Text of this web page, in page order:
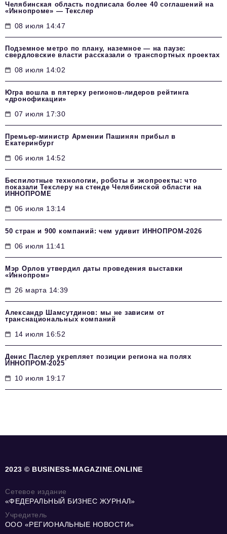
Челябинская область подписала более 40 соглашений на
«Иннопроме» — Текслер
08 июля 14:47
Подземное метро по плану, наземное — на паузе:
свердловские власти рассказали о транспортных проектах
08 июля 14:02
Югра вошла в пятерку регионов-лидеров рейтинга
«дронофикации»
07 июля 17:30
Премьер-министр Армении Пашинян прибыл в
Екатеринбург
06 июля 14:52
Беспилотные технологии, роботы и экопроекты: что
показали Текслеру на стенде Челябинской области на
ИННОПРОМЕ
06 июля 13:14
50 стран и 900 компаний: чем удивит ИННОПРОМ‑2026
06 июля 11:41
Мэр Орлов утвердил даты проведения выставки
«Иннопром»
26 марта 14:39
Александр Шамсутдинов: мы не зависим от
транснациональных компаний
14 июля 16:52
Денис Паслер укрепляет позиции региона на полях
ИННОПРОМ-2025
10 июля 19:17
2023 © BUSINESS-MAGAZINE.ONLINE
Сетевое издание
«ФЕДЕРАЛЬНЫЙ БИЗНЕС ЖУРНАЛ»
Учредитель
ООО «РЕГИОНАЛЬНЫЕ НОВОСТИ»